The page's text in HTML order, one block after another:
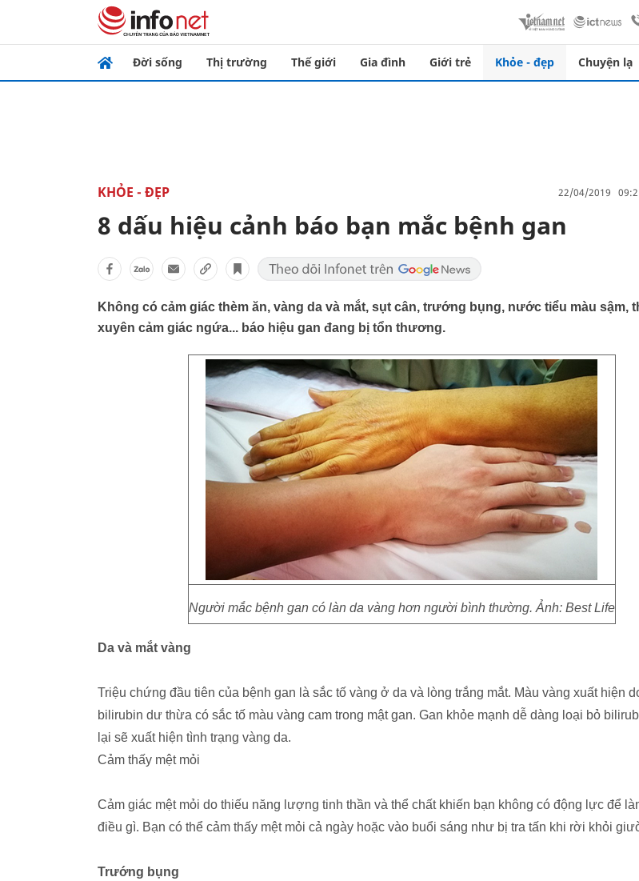
Đời sống Thị trường Thế giới Gia đình Giới trẻ Khỏe - đẹp Chuyện lạ
KHỎE - ĐẸP 22/04/2019
8 dấu hiệu cảnh báo bạn mắc bệnh gan
Không có cảm giác thèm ăn, vàng da và mắt, sụt cân, trướng bụng, nước tiểu màu sậm,
xuyên cảm giác ngứa... báo hiệu gan đang bị tổn thương.
Người mắc bệnh gan có làn da vàng hơn người bình thường. Ảnh: Best Life
Da và mắt vàng
Triệu chứng đầu tiên của bệnh gan là sắc tố vàng ở da và lòng trắng mắt. Màu vàng xuất hiện
bilirubin dư thừa có sắc tố màu vàng cam trong mật gan. Gan khỏe mạnh dễ dàng loại bỏ
lại sẽ xuất hiện tình trạng vàng da.
Cảm thấy mệt mỏi
Cảm giác mệt mỏi do thiếu năng lượng tinh thần và thể chất khiến bạn không có động lực để
điều gì. Bạn có thể cảm thấy mệt mỏi cả ngày hoặc vào buổi sáng như bị tra tấn khi rời khỏi
Trướng bụng